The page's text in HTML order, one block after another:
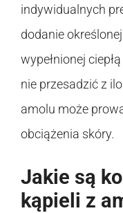
indywidualnych
dodanie
wypełnionej
nie przesadzić z
amolu może
obciążenia skóry.
Jakie są
kąpieli z